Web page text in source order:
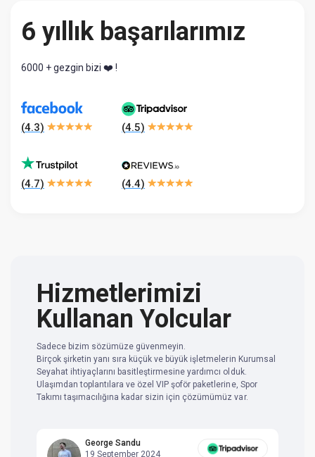
6 yıllık başarılarımız
6000 + gezgin bizi ❤️ !
(4.3) (4.5)
(4.7) (4.4)
Hizmetlerimizi
Kullanan Yolcular
Sadece bizim sözümüze güvenmeyin.
Birçok şirketin yanı sıra küçük ve büyük işletmelerin Kurumsal
Seyahat ihtiyaçlarını basitleştirmesine yardımcı olduk.
Ulaşımdan toplantılara ve özel VIP şoför paketlerine, Spor
Takımı taşımacılığına kadar sizin için çözümümüz var.
George Sandu
19 September 2024